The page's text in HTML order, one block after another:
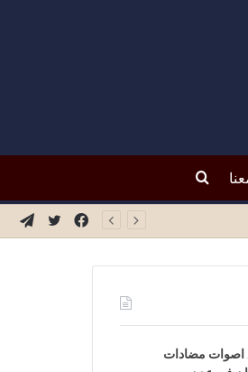
بحث
تويتر
فيسبوك
اصوات مضادات